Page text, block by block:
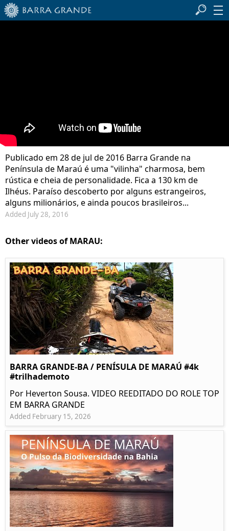
Publicado em 28 de jul de 2016 Barra Grande na
Península de Maraú é uma "vilinha" charmosa, bem
rústica e cheia de personalidade. Fica a 130 km de
Ilhéus. Paraíso descoberto por alguns estrangeiros,
alguns milionários, e ainda poucos brasileiros...
Added July 28, 2016
Other videos of MARAU:
BARRA GRANDE-BA / PENÍSULA DE MARAÚ #4k
#trilhademoto
Por Heverton Sousa. VIDEO REEDITADO DO ROLE TOP
EM BARRA GRANDE
Added February 15, 2026